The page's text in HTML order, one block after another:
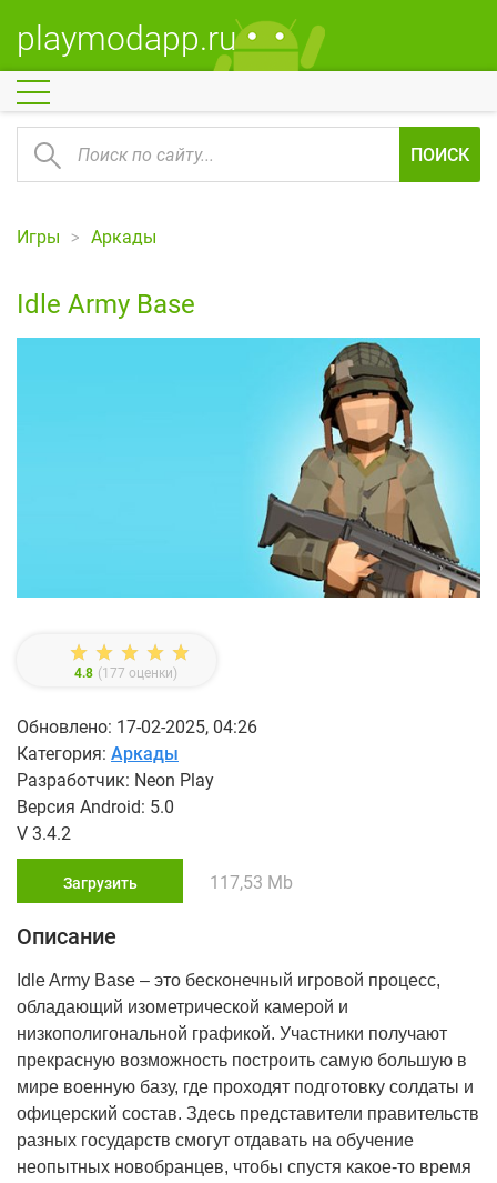
playmodapp.ru
ПОИСК
Игры Аркады
Idle Army Base
4.8 (177 оценки)
Обновлено: 17-02-2025, 04:26
Категория: Аркады
Разработчик: Neon Play
Версия Android: 5.0
V 3.4.2
Загрузить 117,53 Mb
Описание
Idle Army Base – это бесконечный игровой процесс,
обладающий изометрической камерой и
низкополигональной графикой. Участники получают
прекрасную возможность построить самую большую в
мире военную базу, где проходят подготовку солдаты и
офицерский состав. Здесь представители правительств
разных государств смогут отдавать на обучение
неопытных новобранцев, чтобы спустя какое-то время